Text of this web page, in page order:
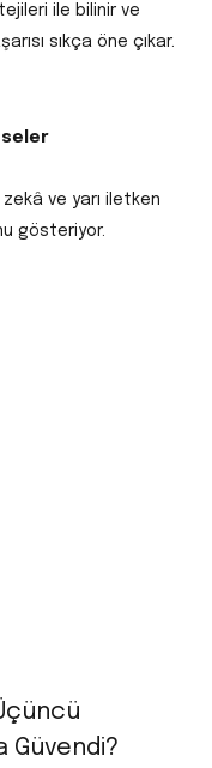
ile bilinir ve
sıkça öne çıkar.
ve yarı iletken
gösteriyor.
Güvendi?